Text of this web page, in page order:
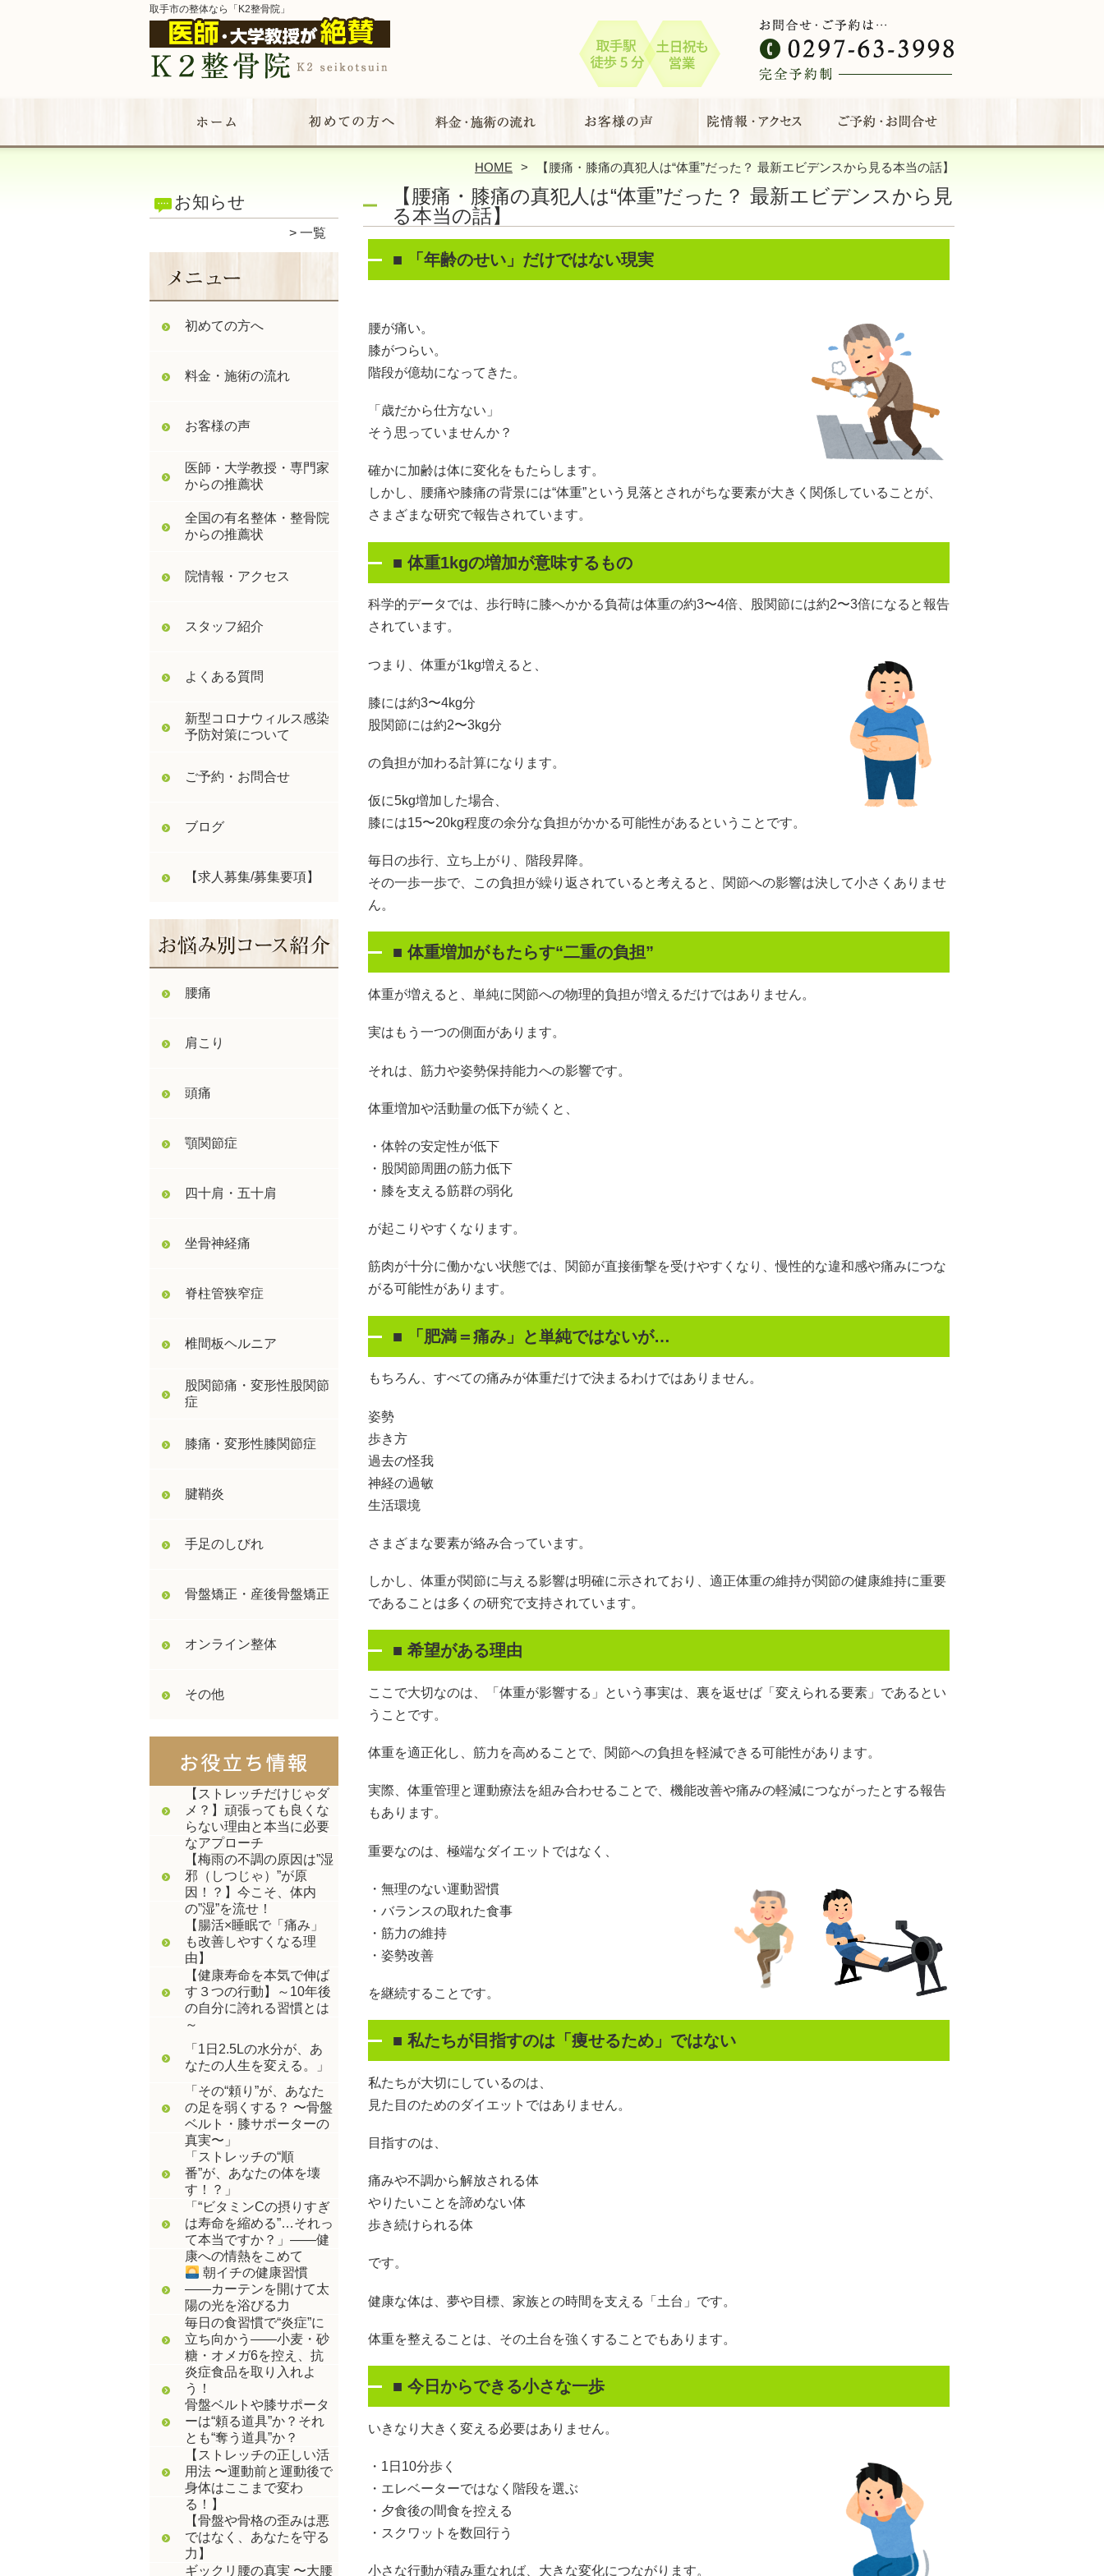
取手市の整体なら「K2整骨院」
HOME 【腰痛・膝痛の真犯人は“体重”だった？ 最新エビデンスから見る本当の話】
お知らせ
一覧
初めての方へ
料金・施術の流れ
お客様の声
医師・大学教授・専門家
からの推薦状
全国の有名整体・整骨院
からの推薦状
院情報・アクセス
スタッフ紹介
よくある質問
新型コロナウィルス感染
予防対策について
ご予約・お問合せ
ブログ
【求人募集/募集要項】
腰痛
肩こり
頭痛
顎関節症
四十肩・五十肩
坐骨神経痛
脊柱管狭窄症
椎間板ヘルニア
股関節痛・変形性股関節
症
膝痛・変形性膝関節症
腱鞘炎
手足のしびれ
骨盤矯正・産後骨盤矯正
オンライン整体
その他
【ストレッチだけじゃダ
メ？】頑張っても良くな
らない理由と本当に必要
なアプローチ
【梅雨の不調の原因は”湿
邪（しつじゃ）”が原
因！？】今こそ、体内
の”湿”を流せ！
【腸活×睡眠で「痛み」
も改善しやすくなる理
由】
【健康寿命を本気で伸ば
す３つの行動】～10年後
の自分に誇れる習慣とは
～
「1日2.5Lの水分が、あ
なたの人生を変える。」
「その“頼り”が、あなた
の足を弱くする？ 〜骨盤
ベルト・膝サポーターの
真実〜」
「ストレッチの“順
番”が、あなたの体を壊
す！？」
「“ビタミンCの摂りすぎ
は寿命を縮める”…それっ
て本当ですか？」――健
康への情熱をこめて
朝イチの健康習慣
――カーテンを開けて太
陽の光を浴びる力
毎日の食習慣で“炎症”に
立ち向かう――小麦・砂
糖・オメガ6を控え、抗
炎症食品を取り入れよ
う！
骨盤ベルトや膝サポータ
ーは“頼る道具”か？それ
とも“奪う道具”か？
【ストレッチの正しい活
用法 〜運動前と運動後で
身体はここまで変わ
る！】
【骨盤や骨格の歪みは悪
ではなく、あなたを守る
力】
ギックリ腰の真実 〜大腰
【腰痛・膝痛の真犯人は“体重”だった？ 最新エビデンスから見
る本当の話】
■ 「年齢のせい」だけではない現実
腰が痛い。
膝がつらい。
階段が億劫になってきた。
「歳だから仕方ない」
そう思っていませんか？
確かに加齢は体に変化をもたらします。
しかし、腰痛や膝痛の背景には“体重”という見落とされがちな要素が大きく関係していることが、
さまざまな研究で報告されています。
■ 体重1kgの増加が意味するもの
科学的データでは、歩行時に膝へかかる負荷は体重の約3〜4倍、股関節には約2〜3倍になると報告
されています。
つまり、体重が1kg増えると、
膝には約3〜4kg分
股関節には約2〜3kg分
の負担が加わる計算になります。
仮に5kg増加した場合、
膝には15〜20kg程度の余分な負担がかかる可能性があるということです。
毎日の歩行、立ち上がり、階段昇降。
その一歩一歩で、この負担が繰り返されていると考えると、関節への影響は決して小さくありませ
ん。
■ 体重増加がもたらす“二重の負担”
体重が増えると、単純に関節への物理的負担が増えるだけではありません。
実はもう一つの側面があります。
それは、筋力や姿勢保持能力への影響です。
体重増加や活動量の低下が続くと、
・体幹の安定性が低下
・股関節周囲の筋力低下
・膝を支える筋群の弱化
が起こりやすくなります。
筋肉が十分に働かない状態では、関節が直接衝撃を受けやすくなり、慢性的な違和感や痛みにつな
がる可能性があります。
■ 「肥満＝痛み」と単純ではないが…
もちろん、すべての痛みが体重だけで決まるわけではありません。
姿勢
歩き方
過去の怪我
神経の過敏
生活環境
さまざまな要素が絡み合っています。
しかし、体重が関節に与える影響は明確に示されており、適正体重の維持が関節の健康維持に重要
であることは多くの研究で支持されています。
■ 希望がある理由
ここで大切なのは、「体重が影響する」という事実は、裏を返せば「変えられる要素」であるとい
うことです。
体重を適正化し、筋力を高めることで、関節への負担を軽減できる可能性があります。
実際、体重管理と運動療法を組み合わせることで、機能改善や痛みの軽減につながったとする報告
もあります。
重要なのは、極端なダイエットではなく、
・無理のない運動習慣
・バランスの取れた食事
・筋力の維持
・姿勢改善
を継続することです。
■ 私たちが目指すのは「痩せるため」ではない
私たちが大切にしているのは、
見た目のためのダイエットではありません。
目指すのは、
痛みや不調から解放される体
やりたいことを諦めない体
歩き続けられる体
です。
健康な体は、夢や目標、家族との時間を支える「土台」です。
体重を整えることは、その土台を強くすることでもあります。
■ 今日からできる小さな一歩
いきなり大きく変える必要はありません。
・1日10分歩く
・エレベーターではなく階段を選ぶ
・夕食後の間食を控える
・スクワットを数回行う
小さな行動が積み重なれば、大きな変化につながります。